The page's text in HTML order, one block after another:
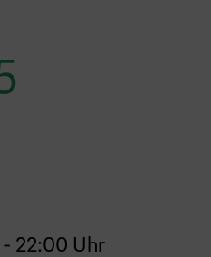
22:00 Uhr